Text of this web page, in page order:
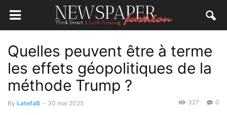
Quelles peuvent être à terme
les effets géopolitiques de la
méthode Trump ?
By LatefaB - 30 mai 2025 0
327